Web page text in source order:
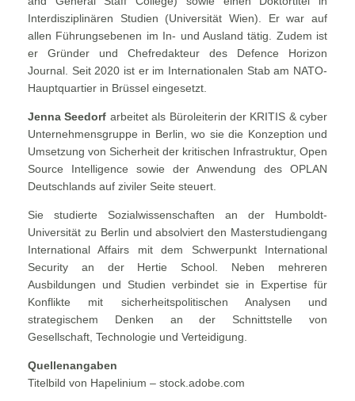
Interdisziplinären Studien (Universität Wien). Er war auf
allen Führungsebenen im In- und Ausland tätig. Zudem ist
er Gründer und Chefredakteur des Defence Horizon
Journal. Seit 2020 ist er im Internationalen Stab am NATO-
Hauptquartier in Brüssel eingesetzt.
Jenna Seedorf arbeitet als Büroleiterin der KRITIS & cyber
Unternehmensgruppe in Berlin, wo sie die Konzeption und
Umsetzung von Sicherheit der kritischen Infrastruktur, Open
Source Intelligence sowie der Anwendung des OPLAN
Deutschlands auf ziviler Seite steuert.
Sie studierte Sozialwissenschaften an der Humboldt-
Universität zu Berlin und absolviert den Masterstudiengang
International Affairs mit dem Schwerpunkt International
Security an der Hertie School. Neben mehreren
Ausbildungen und Studien verbindet sie in Expertise für
Konflikte mit sicherheitspolitischen Analysen und
strategischem Denken an der Schnittstelle von
Gesellschaft, Technologie und Verteidigung.
Quellenangaben
Titelbild von Hapelinium – stock.adobe.com